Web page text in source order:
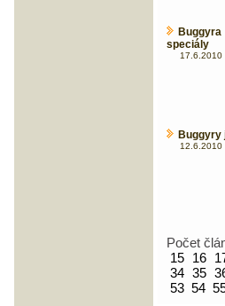
speciály
17.6.2010
Buggyry
12.6.2010
Počet
15 16
34 35
53 54